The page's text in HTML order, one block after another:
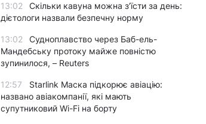
13:02
Скільки кавуна можна з’їсти за день:
дієтологи назвали безпечну норму
13:02
Судноплавство через Баб-ель-
Мандебську протоку майже повністю
зупинилося, – Reuters
12:57
Starlink Маска підкорює авіацію:
названо авіакомпанії, які мають
супутниковий Wi-Fi на борту